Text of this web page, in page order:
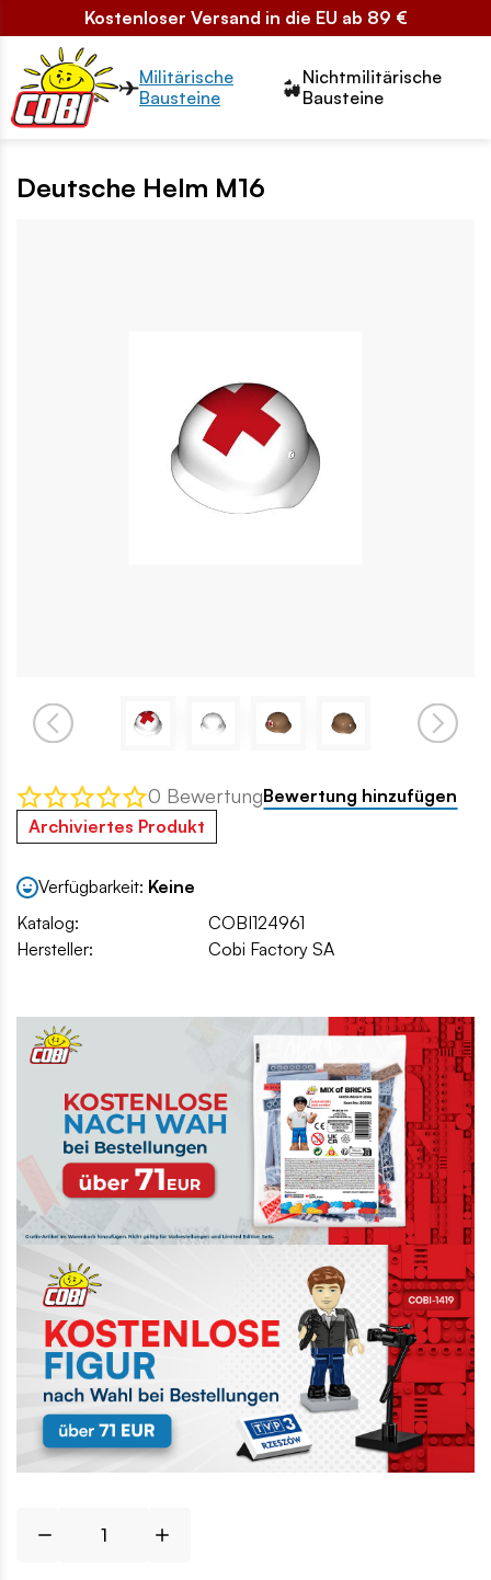
Kostenloser Versand in die EU ab 89 €
Przełącznik segmentów2
Militärische
Bausteine
Nichtmilitärische
Bausteine
Deutsche Helm M16
0 BewertungBewertung hinzufügen
Archiviertes Produkt
Verfügbarkeit: Keine
Katalog:
COBI124961
Hersteller:
Cobi Factory SA